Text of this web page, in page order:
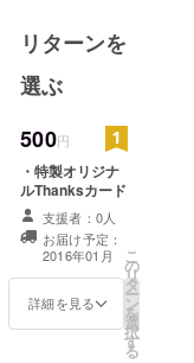
地域の文
化・歴史・
習慣といっ
た地域の源
となる力の
象徴であり
守り神であ
る。
リターンを
選ぶ
500円
・特製オリジナ
ルThanksカード
支援者：0人
お届け予定：
2016年01月
詳細を見る
こ
の
リ
タ
ー
ン
を
選
択
す
る